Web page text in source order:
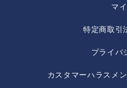
マ
特定商取引
プライバ
カスタマーハラスメ